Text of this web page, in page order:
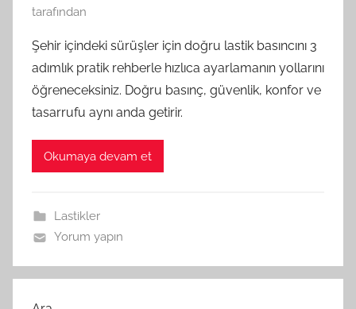
tarafından
Şehir içindeki sürüşler için doğru lastik basıncını 3
adımlık pratik rehberle hızlıca ayarlamanın yollarını
öğreneceksiniz. Doğru basınç, güvenlik, konfor ve
tasarrufu aynı anda getirir.
Okumaya devam et
Lastikler
Yorum yapın